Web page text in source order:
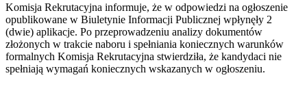
Komisja Rekrutacyjna informuje, że w odpowiedzi na ogłoszenie
opublikowane w Biuletynie Informacji Publicznej wpłynęły 2
(dwie) aplikacje. Po przeprowadzeniu analizy dokumentów
złożonych w trakcie naboru i spełniania koniecznych warunków
formalnych Komisja Rekrutacyjna stwierdziła, że kandydaci nie
spełniają wymagań koniecznych wskazanych w ogłoszeniu.